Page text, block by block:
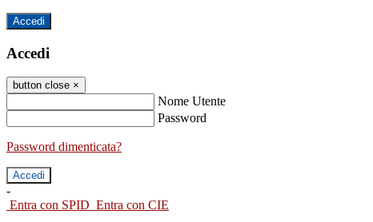
Accedi
Accedi
button close ×
Nome Utente
Password
Password dimenticata?
-
Entra con SPID Entra con CIE